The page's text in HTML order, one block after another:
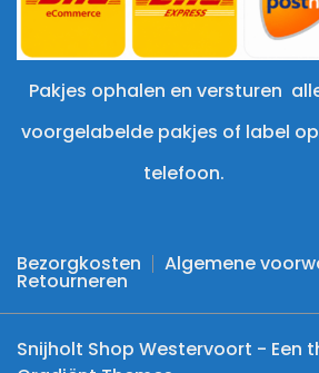
Pakjes ophalen en versturen
voorgelabelde pakjes of label
telefoon.
Bezorgkosten Algemene
Retourneren
Snijholt Shop Westervoort - Een